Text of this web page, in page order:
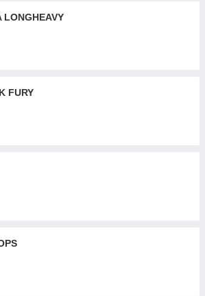
щуки і жереха трофейних розмірів. Для
можна підібрати блешню відповідного
вибір приманок і кожен спінінгіст
LONGHEAVY
FURY